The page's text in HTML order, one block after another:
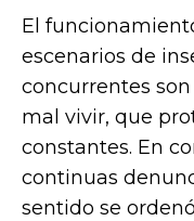
El
escenarios de
concurrentes
mal vivir, que
constantes. En
continuas
sentido se